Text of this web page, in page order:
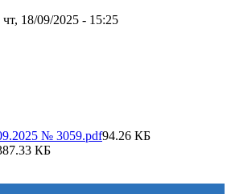
чт, 18/09/2025 - 15:25
№ 3059.pdf94.26 КБ
КБ